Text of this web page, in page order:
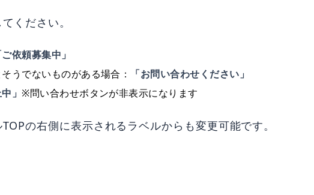
ください。
ご依頼募集中」
うでないものがある場合：
「お問い合わせください」
中」※問い合わせボタンが非表示になります
の右側に表示されるラベルからも変更可能です。